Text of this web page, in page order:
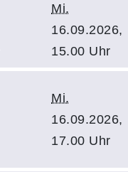
Mi.
16.09.2026,
15.00 Uhr
Mi.
16.09.2026,
17.00 Uhr